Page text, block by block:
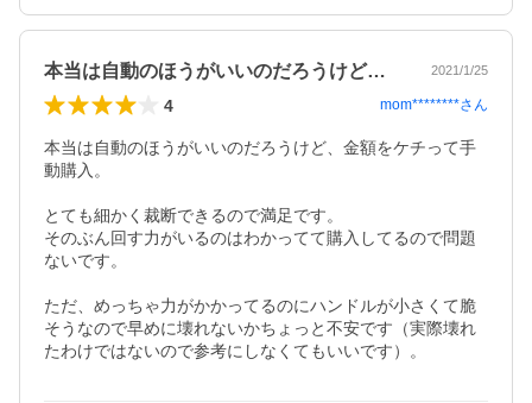
本当は自動のほうがいいのだろうけど、金… 2021/1/25
4 mom********さん
本当は自動のほうがいいのだろうけど、金額をケチって手
動購入。
とても細かく裁断できるので満足です。
そのぶん回す力がいるのはわかってて購入してるので問題
ないです。
ただ、めっちゃ力がかかってるのにハンドルが小さくて脆
そうなので早めに壊れないかちょっと不安です（実際壊れ
たわけではないので参考にしなくてもいいです）。